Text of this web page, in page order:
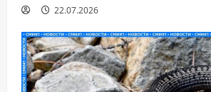
22.07.2026